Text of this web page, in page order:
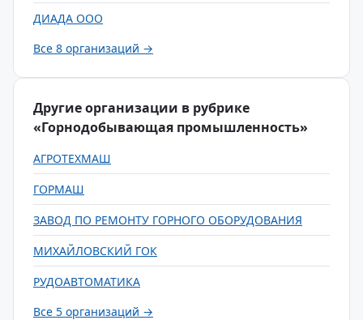
ДИАДА ООО
Все 8 организаций →
Другие организации в рубрике
«Горнодобывающая промышленность»
АГРОТЕХМАШ
ГОРМАШ
ЗАВОД ПО РЕМОНТУ ГОРНОГО ОБОРУДОВАНИЯ
МИХАЙЛОВСКИЙ ГОК
РУДОАВТОМАТИКА
Все 5 организаций →